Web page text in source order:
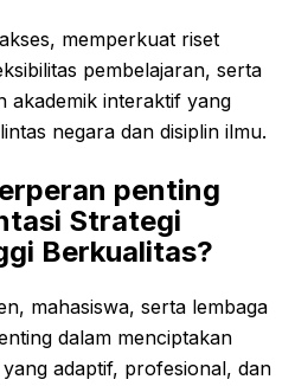
memperkuat riset
pembelajaran, serta
akademik interaktif yang
negara dan disiplin ilmu.
penting
Strategi
Berkualitas?
mahasiswa, serta lembaga
dalam menciptakan
adaptif, profesional, dan